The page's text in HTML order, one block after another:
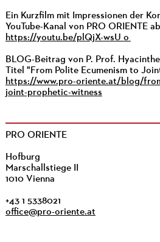
Ein Kurzfilm mit Impressionen der
YouTube-Kanal von PRO ORIENTE
https://youtu.be/plQjX-wsU_o
BLOG-Beitrag von P. Prof.
Titel "From Polite Ecumenism to
https://www.pro-oriente.at/blog/
joint-prophetic-witness
PRO ORIENTE
Hofburg
Marschallstiege II
1010 Vienna
+43 1 5338021
office@pro-oriente.at